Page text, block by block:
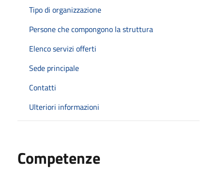
Tipo di organizzazione
Persone che compongono la struttura
Elenco servizi offerti
Sede principale
Contatti
Ulteriori informazioni
Competenze